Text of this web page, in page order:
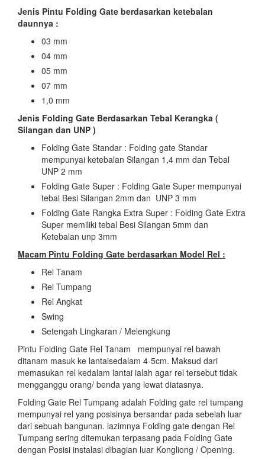
Jenis Pintu Folding Gate berdasarkan ketebalan
daunnya :
03 mm
04 mm
05 mm
07 mm
1,0 mm
Jenis Folding Gate Berdasarkan Tebal Kerangka (
Silangan dan UNP )
Folding Gate Standar : Folding gate Standar
mempunyai ketebalan Silangan 1,4 mm dan Tebal
UNP 2 mm
Folding Gate Super : Folding Gate Super mempunyai
tebal Besi Silangan 2mm dan UNP 3 mm
Folding Gate Rangka Extra Super : Folding Gate Extra
Super memiliki tebal Besi Silangan 5mm dan
Ketebalan unp 3mm
Macam Pintu Folding Gate berdasarkan Model Rel :
Rel Tanam
Rel Tumpang
Rel Angkat
Swing
Setengah Lingkaran / Melengkung
Pintu Folding Gate Rel Tanam mempunyai rel bawah
ditanam masuk ke lantaisedalam 4-5cm. Maksud dari
memasukan rel kedalam lantai ialah agar rel tersebut tidak
mengganggu orang/ benda yang lewat diatasnya.
Folding Gate Rel Tumpang adalah Folding gate rel tumpang
mempunyai rel yang posisinya bersandar pada sebelah luar
dari sebuah bangunan. lazimnya Folding gate dengan Rel
Tumpang sering ditemukan terpasang pada Folding Gate
dengan Posisi instalasi dibagian luar Kongliong / Opening.